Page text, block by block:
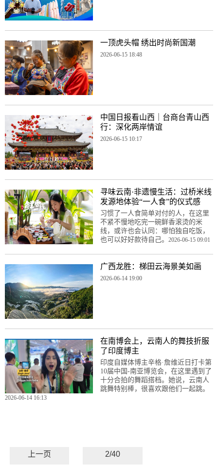
一顶虎头帽 绣出时尚新国潮
2026-06-15 18:48
中国日报看山西｜台商台青山西
行：深化两岸情谊
2026-06-15 10:17
寻味云南·非遗慢生活：过桥米线
发源地体验“一人食”的仪式感
习惯了一人食简单对付的人，在这里
不紧不慢地吃完一碗鲜香滚烫的米
线，或许也会认同：哪怕独自吃饭，
也可以好好款待自己。 2026-06-15 09:01
广西龙胜：梯田云海景美如画
2026-06-14 19:00
在南博会上，云南人的舞技折服
了印度博主
印度自媒体博主辛格·詹维近日打卡第
10届中国-南亚博览会，在这里遇到了
十分合拍的舞蹈搭档。她说，云南人
跳舞特别棒，很喜欢跟他们一起跳。
2026-06-14 16:13
上一页 2/40